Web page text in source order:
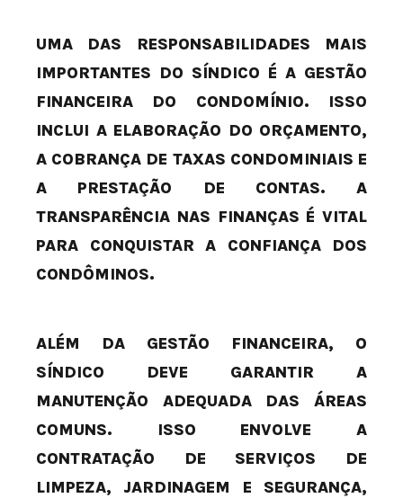
UMA DAS RESPONSABILIDADES MAIS
IMPORTANTES DO SÍNDICO É A GESTÃO
FINANCEIRA DO CONDOMÍNIO. ISSO
INCLUI A ELABORAÇÃO DO ORÇAMENTO,
A COBRANÇA DE TAXAS CONDOMINIAIS E
A PRESTAÇÃO DE CONTAS. A
TRANSPARÊNCIA NAS FINANÇAS É VITAL
PARA CONQUISTAR A CONFIANÇA DOS
CONDÔMINOS.
ALÉM DA GESTÃO FINANCEIRA, O
SÍNDICO DEVE GARANTIR A
MANUTENÇÃO ADEQUADA DAS ÁREAS
COMUNS. ISSO ENVOLVE A
CONTRATAÇÃO DE SERVIÇOS DE
LIMPEZA, JARDINAGEM E SEGURANÇA,